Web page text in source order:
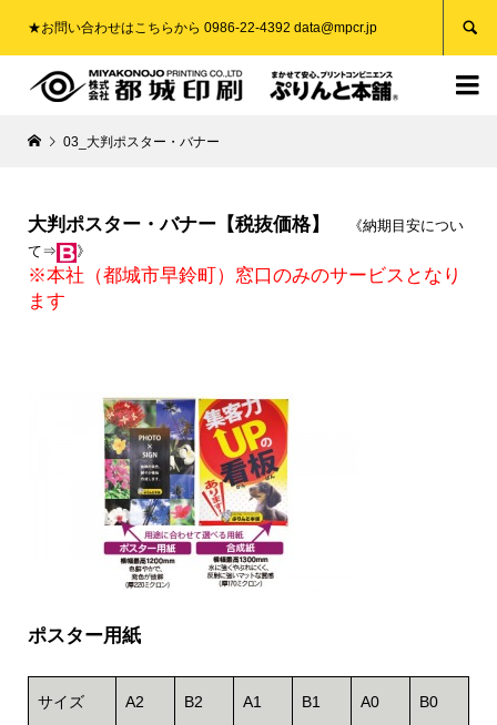
★お問い合わせはこちらから 0986-22-4392 data@mpcr.jp 

03_大判ポスター・バナー
大判ポスター・バナー【税抜価格】
《納期目安につい
て⇒
》
※本社（都城市早鈴町）窓口のみのサービスとなり
ます
ポスター用紙
サイズ A2 B2 A1 B1 A0 B0